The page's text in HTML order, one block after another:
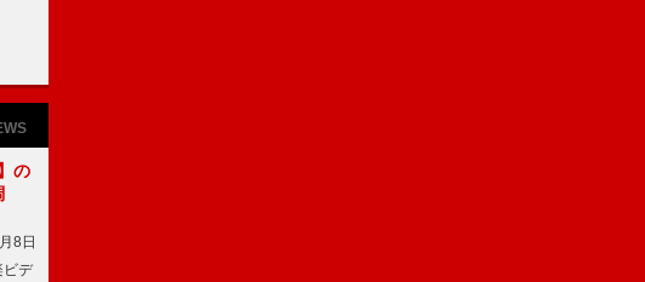
の
8日
デ